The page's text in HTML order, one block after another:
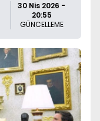
30 Nis 2026 -
20:55
GÜNCELLEME